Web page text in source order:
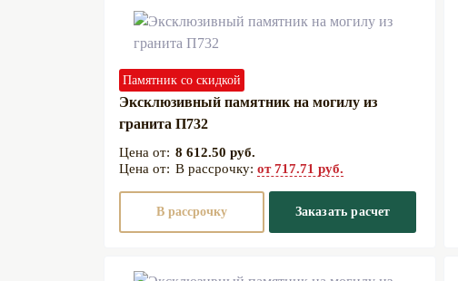
Памятник со скидкой
Эксклюзивный памятник на могилу из
гранита П732
8 612.50 руб.
В рассрочку: от 717.71 руб.
В рассрочку Заказать расчет